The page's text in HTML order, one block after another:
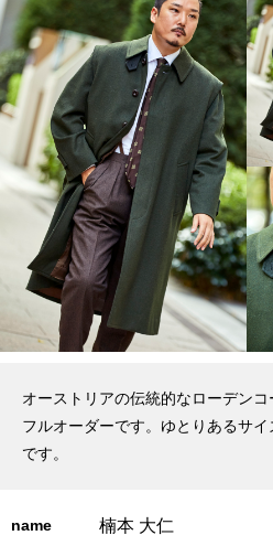
オーストリアの伝統的なローデン
フルオーダーです。ゆとりあるサ
です。
name 楠本 大仁